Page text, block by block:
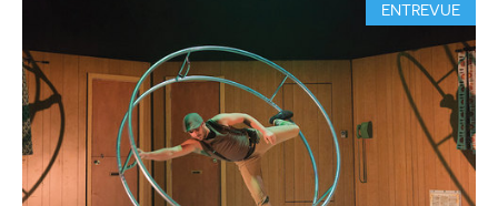
ENTREVUE